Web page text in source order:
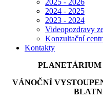
2025 - 2026
2024 - 2025
2023 - 2024
Videopozdravy
Konzultační
Kontakty
PLANETÁRIUM
VÁNOČNÍ